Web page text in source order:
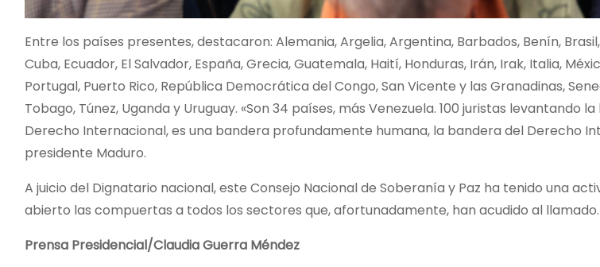
Entre los países presentes, destacaron: Alemania, Argelia, Argentina, Barbados, Benín,
Cuba, Ecuador, El Salvador, España, Grecia, Guatemala, Haití, Honduras, Irán, Irak, Italia,
Portugal, Puerto Rico, República Democrática del Congo, San Vicente y las Granadinas,
Tobago, Túnez, Uganda y Uruguay. «Son 34 países, más Venezuela. 100 juristas levantando
Derecho Internacional, es una bandera profundamente humana, la bandera del Derecho
presidente Maduro.
A juicio del Dignatario nacional, este Consejo Nacional de Soberanía y Paz ha tenido una
abierto las compuertas a todos los sectores que, afortunadamente, han acudido al llamado.
Prensa Presidencial/Claudia Guerra Méndez